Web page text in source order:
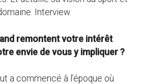
Interview.
remontent votre intérêt
envie de vous y impliquer ?
a commencé à l’époque où